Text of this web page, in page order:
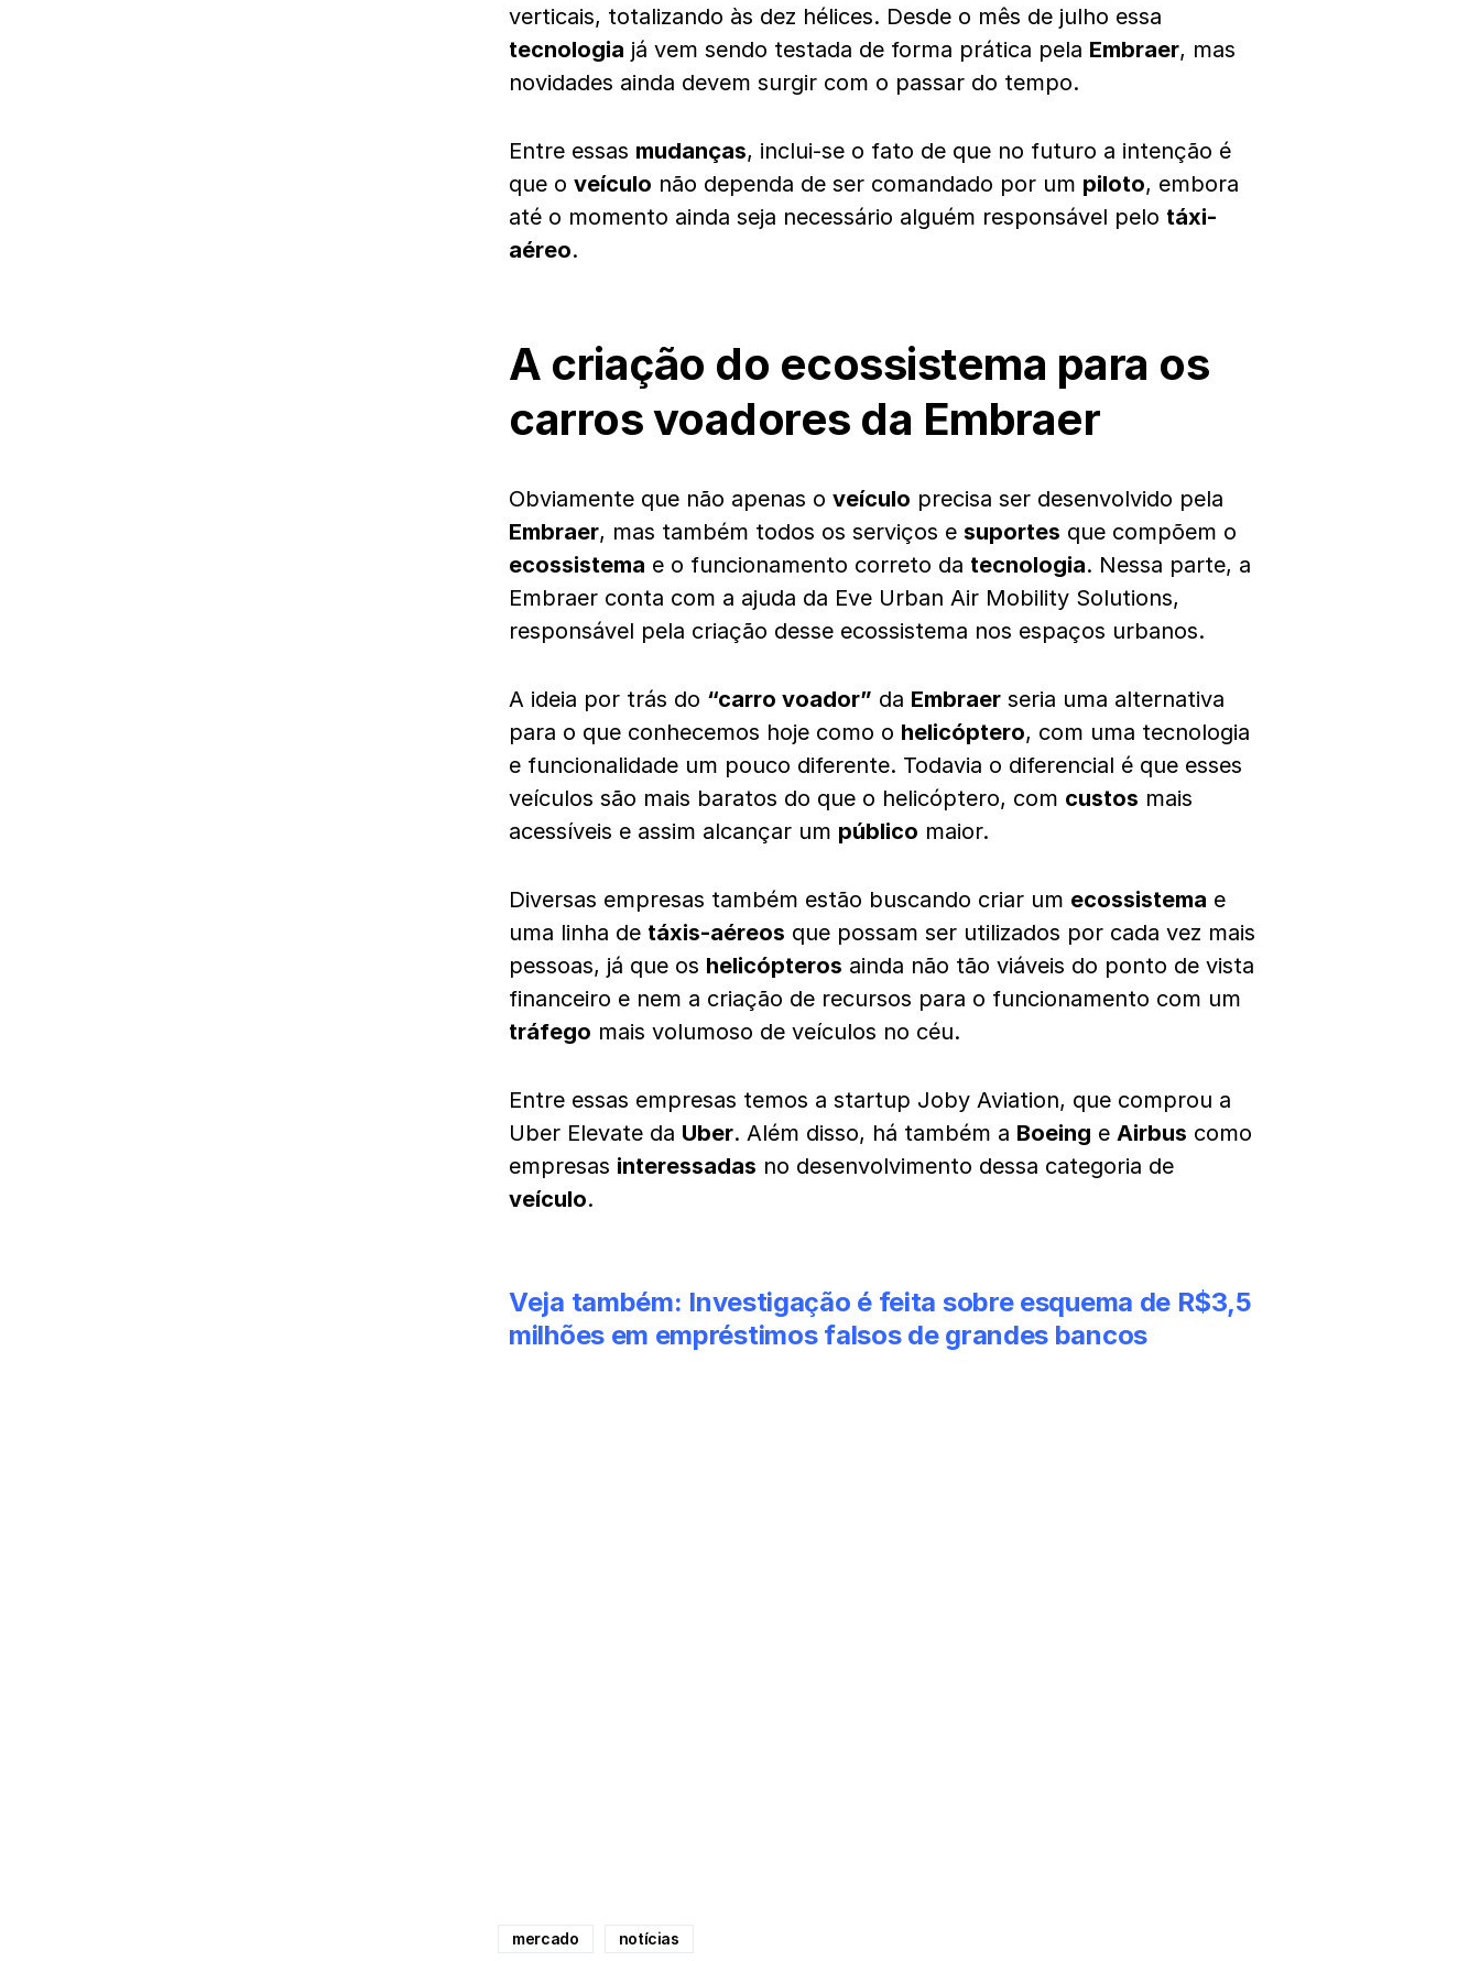
verticais, totalizando às dez hélices. Desde o mês de julho essa
tecnologia já vem sendo testada de forma prática pela Embraer, mas
novidades ainda devem surgir com o passar do tempo.
Entre essas mudanças, inclui-se o fato de que no futuro a intenção é
que o veículo não dependa de ser comandado por um piloto, embora
até o momento ainda seja necessário alguém responsável pelo táxi-
aéreo.
A criação do ecossistema para os
carros voadores da Embraer
Obviamente que não apenas o veículo precisa ser desenvolvido pela
Embraer, mas também todos os serviços e suportes que compõem o
ecossistema e o funcionamento correto da tecnologia. Nessa parte, a
Embraer conta com a ajuda da Eve Urban Air Mobility Solutions,
responsável pela criação desse ecossistema nos espaços urbanos.
A ideia por trás do “carro voador” da Embraer seria uma alternativa
para o que conhecemos hoje como o helicóptero, com uma tecnologia
e funcionalidade um pouco diferente. Todavia o diferencial é que esses
veículos são mais baratos do que o helicóptero, com custos mais
acessíveis e assim alcançar um público maior.
Diversas empresas também estão buscando criar um ecossistema e
uma linha de táxis-aéreos que possam ser utilizados por cada vez mais
pessoas, já que os helicópteros ainda não tão viáveis do ponto de vista
financeiro e nem a criação de recursos para o funcionamento com um
tráfego mais volumoso de veículos no céu.
Entre essas empresas temos a startup Joby Aviation, que comprou a
Uber Elevate da Uber. Além disso, há também a Boeing e Airbus como
empresas interessadas no desenvolvimento dessa categoria de
veículo.
Veja também: Investigação é feita sobre esquema de R$3,5
milhões em empréstimos falsos de grandes bancos
mercado notícias